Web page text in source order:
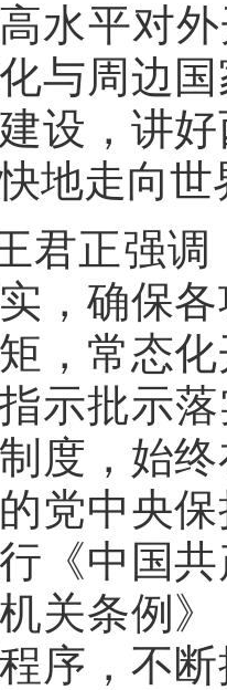
水平对
与周边
设，讲
地走向世
君正强
，确保
，常态
示批示
度，始
党中央
《中国
关条例
序，不